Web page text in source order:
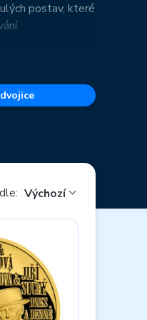
postav, které
Výchozí